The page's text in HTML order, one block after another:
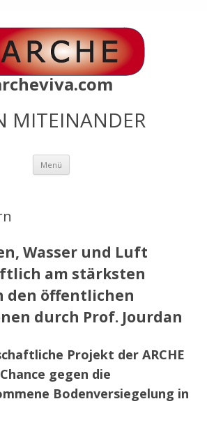
MITEINANDER
Menü Zum
springen
Wasser und Luft
am stärksten
den öffentlichen
durch Prof. Jourdan
Projekt der ARCHE
gegen die
Bodenversiegelung in